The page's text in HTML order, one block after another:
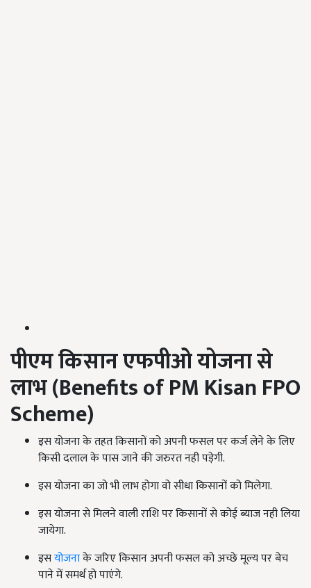
पीएम किसान एफपीओ योजना से
लाभ (Benefits of PM Kisan FPO
Scheme)
इस योजना के तहत किसानों को अपनी फसल पर कर्ज लेने के लिए
किसी दलाल के पास जाने की जरुरत नही पड़ेगी.
इस योजना का जो भी लाभ होगा वो सीधा किसानों को मिलेगा.
इस योजना से मिलने वाली राशि पर किसानों से कोई ब्याज नही लिया
जायेगा.
इसयोजनाके जरिए किसान अपनी फसल को अच्छे मूल्य पर बेच
पाने में समर्थ हो पाएंगे.